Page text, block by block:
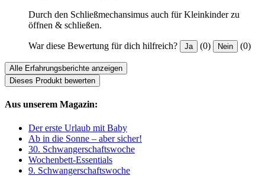
Durch den Schließmechansimus auch für Kleinkinder zu
öffnen & schließen.
War diese Bewertung für dich hilfreich? Ja (0) Nein (0)
Alle Erfahrungsberichte anzeigen
Dieses Produkt bewerten
Aus unserem Magazin:
Der erste Urlaub mit Baby
Ab in die Sonne – aber sicher!
30. Schwangerschaftswoche
Wochenbett-Essentials
9. Schwangerschaftswoche